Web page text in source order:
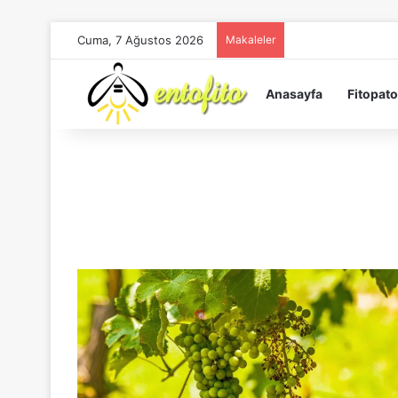
Cuma, 7 Ağustos 2026 Makaleler
Anasayfa